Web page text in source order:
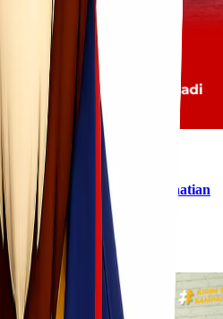
Sentosa II Menjadi Perhatian